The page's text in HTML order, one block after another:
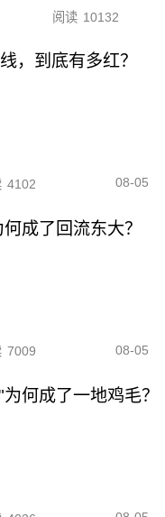
阅读 10132
，到底有多红？
4102 08-05
成了回流东大？
7009 08-05
何成了一地鸡毛？